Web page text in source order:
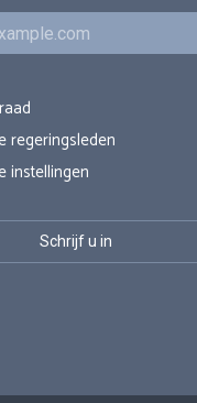
regeringsleden
instellingen